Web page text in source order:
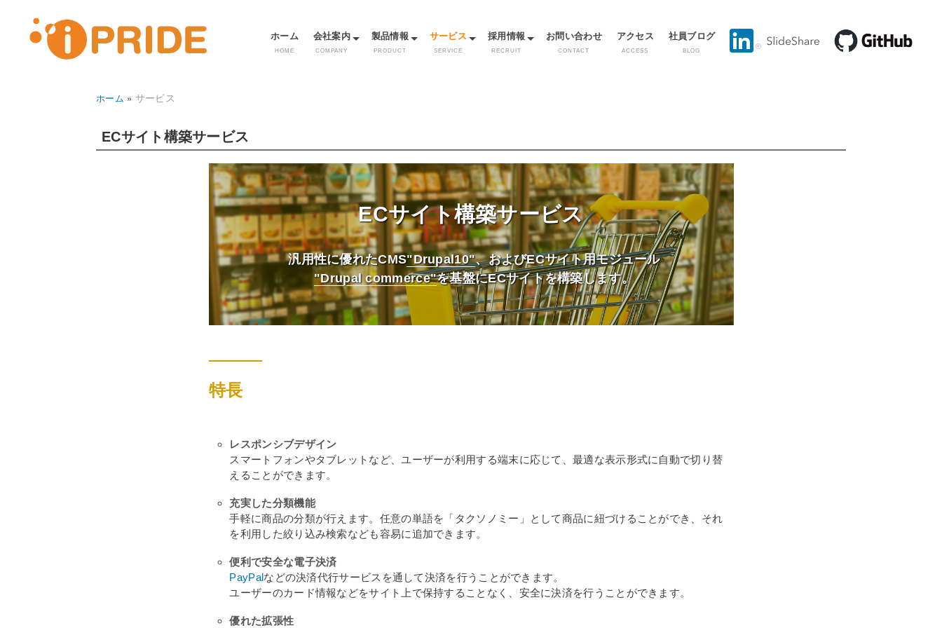
ン
移
動
ニ
ホーム
HOME
会社案内
COMPANY
製品情報
PRODUCT
サービス
SERVICE
採用情報
RECRUIT
お問い合わせ
CONTACT
アクセス
ACCESS
社員ブログ
BLOG
く
ず
ホーム サービス
ECサイト構築サービス
ECサイト構築サービス
汎用性に優れたCMS"Drupal10"、およびECサイト用モジュール
"Drupal commerce"を基盤にECサイトを構築します。
特長
レスポンシブデザイン
スマートフォンやタブレットなど、ユーザーが利用する端末に応じて、最適な表示形式に自動で切り替
えることができます。
充実した分類機能
手軽に商品の分類が行えます。任意の単語を「タクソノミー」として商品に紐づけることができ、それ
を利用した絞り込み検索なども容易に追加できます。
便利で安全な電子決済
PayPalなどの決済代行サービスを通して決済を行うことができます。
ユーザーのカード情報などをサイト上で保持することなく、安全に決済を行うことができます。
優れた拡張性